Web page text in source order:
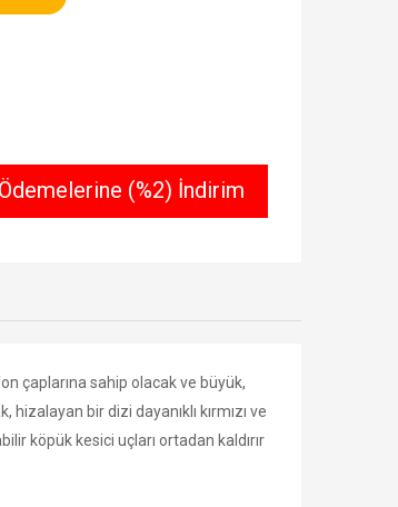
(%2) İndirim
çaplarına sahip olacak ve büyük,
hizalayan bir dizi dayanıklı kırmızı ve
köpük kesici uçları ortadan kaldırır